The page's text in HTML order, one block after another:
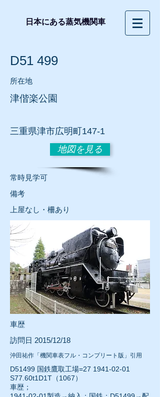
日本にある蒸気機関車
D51 499
所在地
津偕楽公園
三重県津市広明町147-1
地図を見る
常時見学可
​備考
上屋なし・柵あり
車歴
訪問日 2015/12/18
沖田祐作「機関車表フル・コンプリート版」引用
D51499 国鉄鷹取工場=27 1941-02-01
S77.60t1D1T（1067）
車歴；